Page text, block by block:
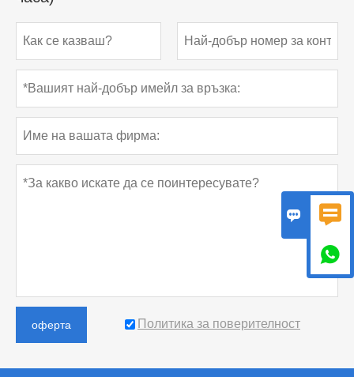
оферта Политика за поверителност
 
